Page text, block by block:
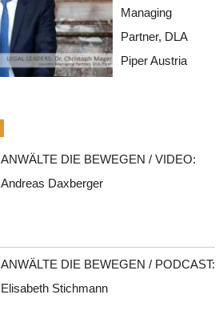
Managing
Partner, DLA
Piper Austria
ANWÄLTE DIE BEWEGEN / VIDEO:
Andreas Daxberger
ANWÄLTE DIE BEWEGEN / PODCAST:
Elisabeth Stichmann